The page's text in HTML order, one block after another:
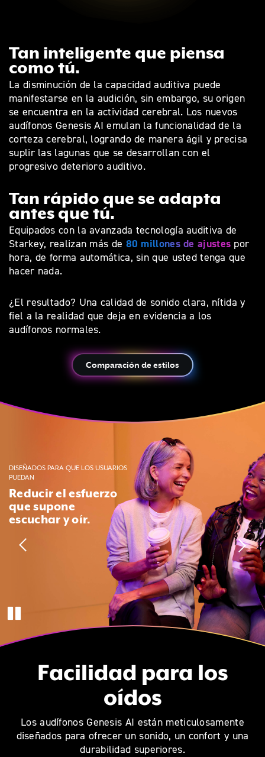
Tan inteligente que piensa
como tú.
La disminución de la capacidad auditiva puede
manifestarse en la audición, sin embargo, su origen
se encuentra en la actividad cerebral. Los nuevos
audífonos Genesis AI emulan la funcionalidad de la
corteza cerebral, logrando de manera ágil y precisa
suplir las lagunas que se desarrollan con el
progresivo deterioro auditivo.
Tan rápido que se adapta
antes que tú.
Equipados con la avanzada tecnología auditiva de
Starkey, realizan más de 80 millones de ajustes por
hora, de forma automática, sin que usted tenga que
hacer nada.
¿El resultado? Una calidad de sonido clara, nítida y
fiel a la realidad que deja en evidencia a los
audífonos normales.
Comparación de estilos
Use the previous, next and dot buttons to navigate
DISEÑADOS PARA QUE LOS USUARIOS
PUEDAN
Reducir el esfuerzo
que supone
escuchar y oír.
Facilidad para los
oídos
Los audífonos Genesis AI están meticulosamente
diseñados para ofrecer un sonido, un confort y una
durabilidad superiores.